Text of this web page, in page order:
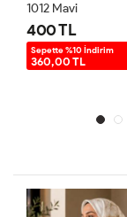
1012 Mavi
400 TL
Sepette %10 İndirim
360,00 TL